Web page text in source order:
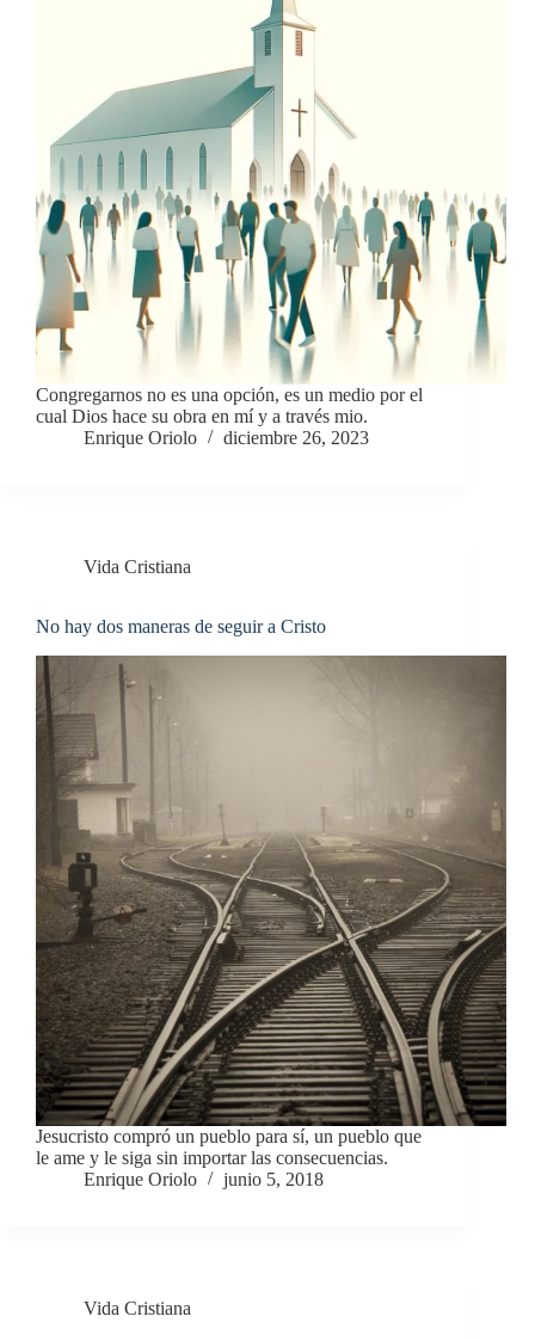
Congregarnos no es una opción, es un medio por el
cual Dios hace su obra en mí y a través mio.
Enrique Oriolo
diciembre 26, 2023
Vida Cristiana
No hay dos maneras de seguir a Cristo
Jesucristo compró un pueblo para sí, un pueblo que
le ame y le siga sin importar las consecuencias.
Enrique Oriolo
junio 5, 2018
Vida Cristiana